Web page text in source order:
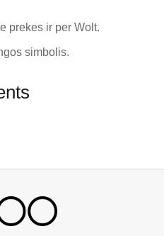
prekes ir per Wolt.
simbolis.